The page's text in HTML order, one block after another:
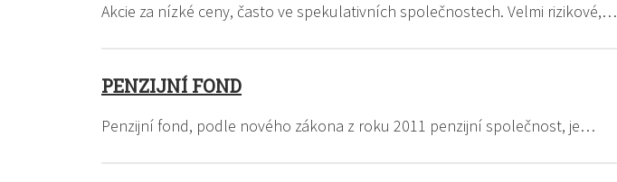
Akcie za nízké ceny, často ve spekulativních společnostech. Velmi rizikové,…
PENZIJNÍ FOND
Penzijní fond, podle nového zákona z roku 2011 penzijní společnost, je…